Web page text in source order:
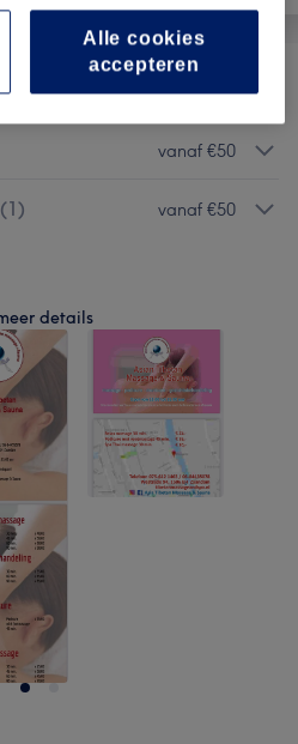
vanaf €38
vanaf €50
(1) vanaf €50
details
Alle cookies
accepteren